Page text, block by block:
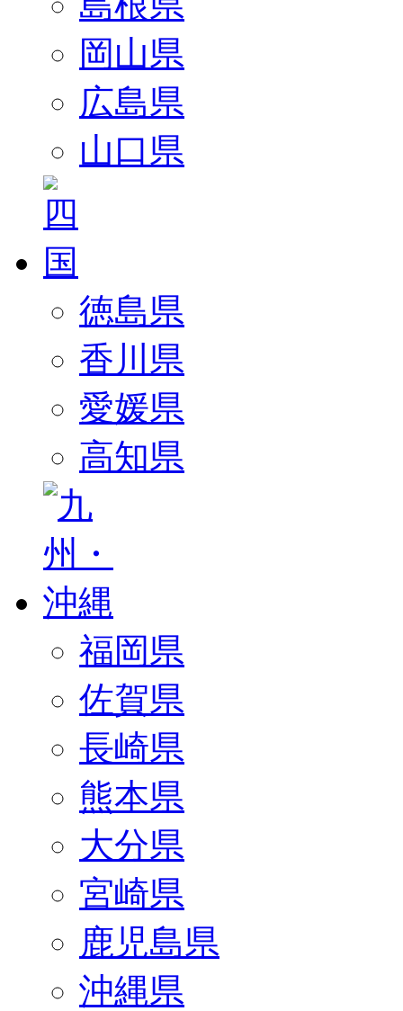
岡山県
広島県
山口県
徳島県
香川県
愛媛県
高知県
福岡県
佐賀県
長崎県
熊本県
大分県
宮崎県
鹿児島県
沖縄県